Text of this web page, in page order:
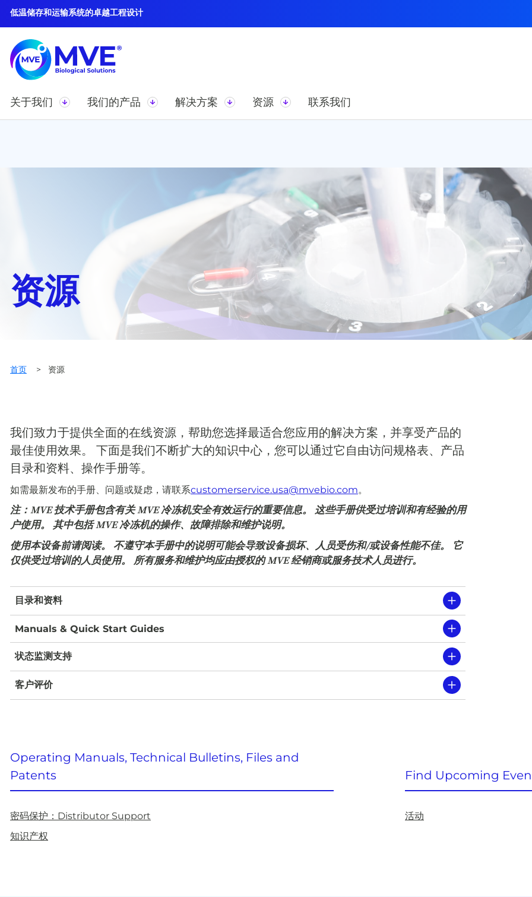
低温储存和运输系统的卓越工程设计
关于我们 我们的产品 解决方案 资源 联系我们
资源
首页 > 资源
我们致力于提供全面的在线资源，帮助您选择最适合您应用的解决方案，并享受产品的
最佳使用效果。 下面是我们不断扩大的知识中心，您可以通过它自由访问规格表、产品
目录和资料、操作手册等。
如需最新发布的手册、问题或疑虑，请联系customerservice.usa@mvebio.com。
注：MVE 技术手册包含有关 MVE 冷冻机安全有效运行的重要信息。 这些手册供受过培训和有经验的用
户使用。 其中包括 MVE 冷冻机的操作、故障排除和维护说明。
使用本设备前请阅读。 不遵守本手册中的说明可能会导致设备损坏、人员受伤和/或设备性能不佳。 它
仅供受过培训的人员使用。 所有服务和维护均应由授权的 MVE 经销商或服务技术人员进行。
目录和资料
Manuals & Quick Start Guides
状态监测支持
客户评价
Operating Manuals, Technical Bulletins, Files and
Patents
密码保护：Distributor Support
知识产权
Find Upcoming
活动